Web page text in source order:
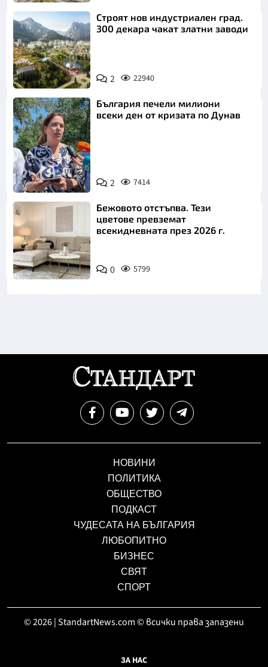
Строят нов индустриален град.
300 декара чакат златни заводи
2 22940
Снимка: БТА
България печели милиони
всеки ден от кризата по Дунав
2 7414
Бежовото отстъпва. Тези
цветове превземат
всекидневната през 2026 г.
0 5799
НОВИНИ
ПОЛИТИКА
ОБЩЕСТВО
ПОДКАСТ
ЧУДЕСАТА НА БЪЛГАРИЯ
ЛЮБОПИТНО
БИЗНЕС
СВЯТ
СПОРТ
© 2026 | StandartNews.com © всички права запазени
ЗА НАС